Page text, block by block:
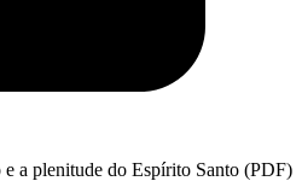
O batismo e a plenitude do